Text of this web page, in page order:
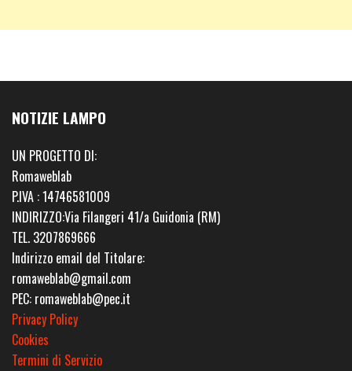
NOTIZIE LAMPO
UN PROGETTO DI:
Romaweblab
P.IVA : 14746581009
INDIRIZZO:Via Filangeri 41/a Guidonia (RM)
TEL. 3207869666
Indirizzo email del Titolare:
romaweblab@gmail.com
PEC: romaweblab@pec.it
Privacy Policy
Cookies
Termini di Servizio